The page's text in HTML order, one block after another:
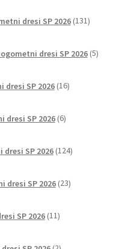
dresi SP 2026 131
dresi SP 2026 5
dresi SP 2026 16izdelkov
dresi SP 2026 6izdelkov
SP 2026 124izdelkov
dresi SP 2026 23izdelkov
SP 2026 11izdelkov